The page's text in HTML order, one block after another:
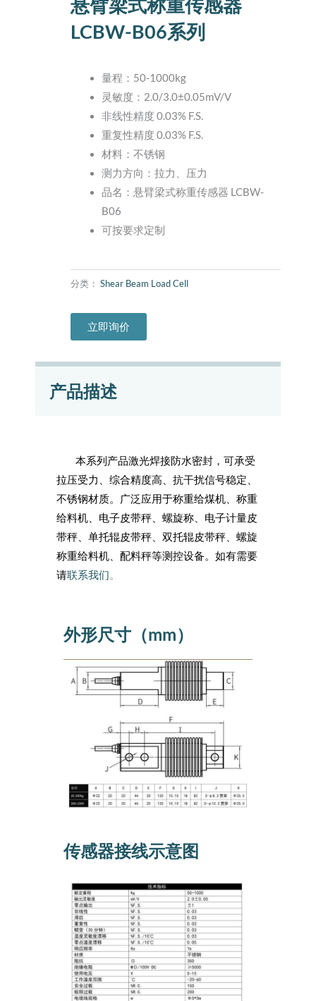
LCBW-B06系列
量程：50-1000kg
灵敏度：2.0/3.0±0.05mV/V
非线性精度 0.03% F.S.
重复性精度 0.03% F.S.
材料：不锈钢
测力方向：拉力、压力
品名：悬臂梁式称重传感器 LCBW-
B06
可按要求定制
分类： Shear Beam Load Cell
立即询价
产品描述
本系列产品激光焊接防水密封，可承受
拉压受力、综合精度高、抗干扰信号稳定、
不锈钢材质。广泛应用于称重给煤机、称重
给料机、电子皮带秤、螺旋称、电子计量皮
带秤、单托辊皮带秤、双托辊皮带秤、螺旋
称重给料机、配料秤等测控设备。如有需要
请联系我们。
外形尺寸（mm）
传感器接线示意图